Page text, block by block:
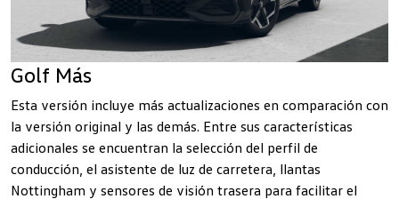
Golf Más
Esta versión incluye más actualizaciones en comparación con
la versión original y las demás. Entre sus características
adicionales se encuentran la selección del perfil de
conducción, el asistente de luz de carretera, llantas
Nottingham y sensores de visión trasera para facilitar el